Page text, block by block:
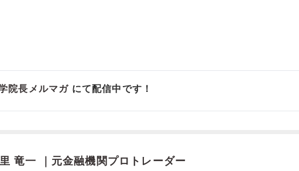
院長メルマガ にて配信中です！
竜一 ｜元金融機関プロトレーダー